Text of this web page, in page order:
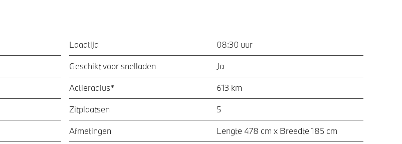
Laadtijd 08:30 uur
Geschikt voor snelladen Ja
Actieradius* 613 km
Zitplaatsen 5
Afmetingen Lengte 478 cm x Breedte 185 cm